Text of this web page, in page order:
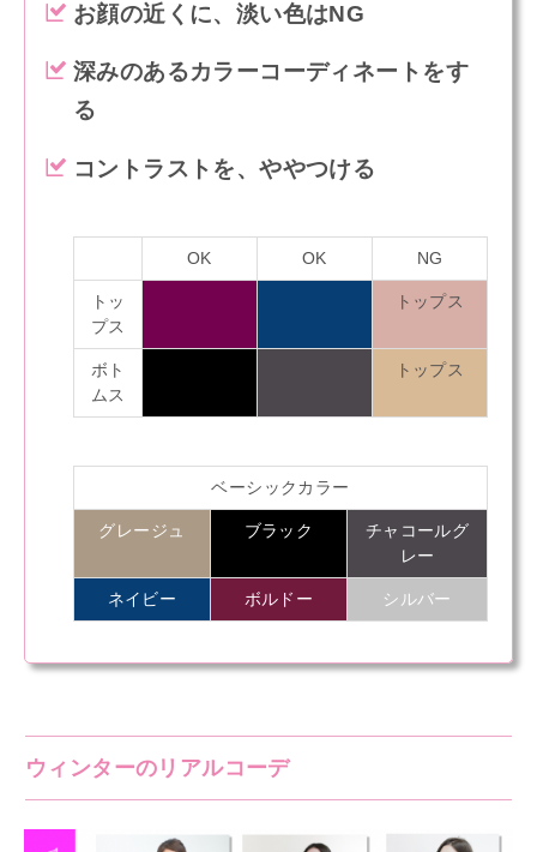
お顔の近くに、淡い色はNG
深みのあるカラーコーディネートをす
る
コントラストを、ややつける
OK OK NG
トッ
プス
トップス
ボト
ムス
トップス
ベーシックカラー
グレージュ ブラック
チャコールグ
レー
ネイビー ボルドー シルバー
ウィンターのリアルコーデ